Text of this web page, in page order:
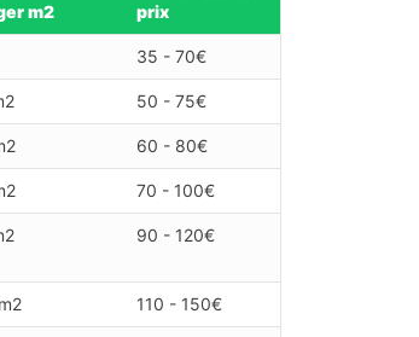
m2
prix
35 - 70€
50 - 75€
60 - 80€
70 - 100€
90 - 120€
110 - 150€